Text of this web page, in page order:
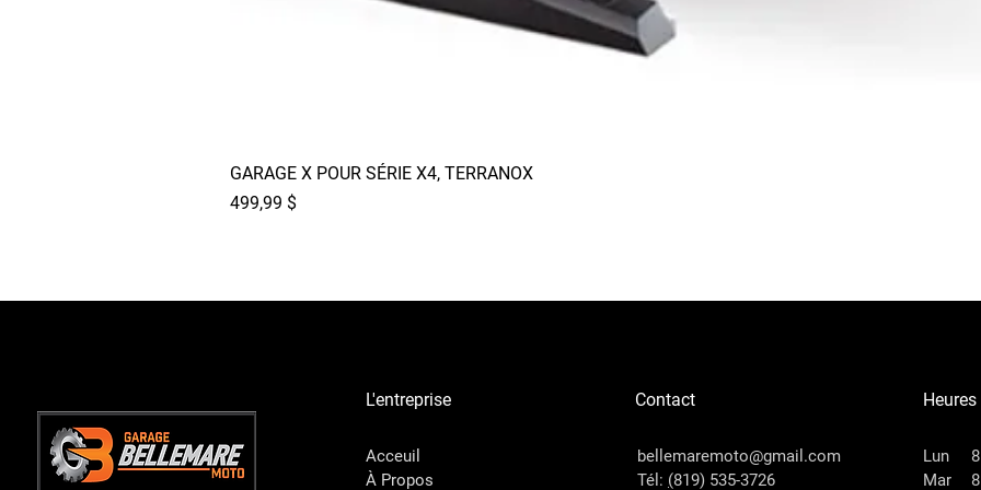
GARAGE X POUR SÉRIE X4, TERRANOX
Prix
499,99 $
L'entreprise
Acceuil
À Propos
Contact
bellemaremoto@gmail.com
Tél: (819) 535-3726
Heures
Lun
Mar